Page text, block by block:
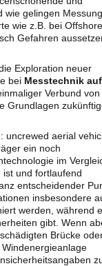
wie gelingen
wie z.B. bei
Gefahren
Exploration neuer
bei Messtechnik auf
Verbund von
Grundlagen
uncrewed aerial
ein noch
im
und fortlaufend
entscheidender
insbesondere
werden, während
gibt. Wenn
Brücke